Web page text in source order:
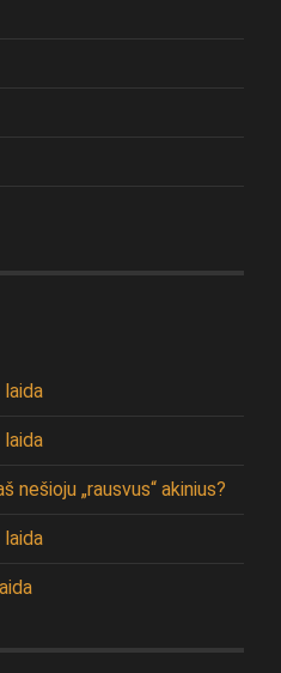
laida
laida
nešioju „rausvus“ akinius?
laida